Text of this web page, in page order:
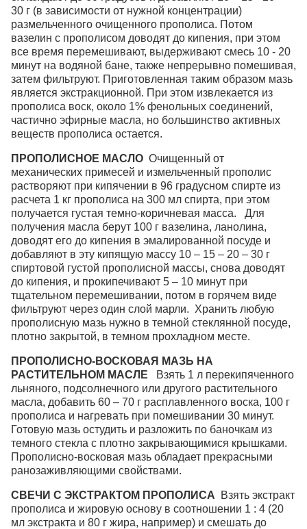
30 г (в зависимости от нужной концентрации)
размельченного очищенного прополиса. Потом
вазелин с прополисом доводят до кипения, при этом
все время перемешивают, выдерживают смесь 10 - 20
минут на водяной бане, также непрерывно помешивая,
затем фильтруют. Приготовленная таким образом мазь
является экстракционной. При этом извлекается из
прополиса воск, около 1% фенольных соединений,
частично эфирные масла, но большинство активных
веществ прополиса остается.
ПРОПОЛИСНОЕ МАСЛО Очищенный от
механических примесей и измельченный прополис
растворяют при кипячении в 96 градусном спирте из
расчета 1 кг прополиса на 300 мл спирта, при этом
получается густая темно-коричневая масса. Для
получения масла берут 100 г вазелина, ланолина,
доводят его до кипения в эмалированной посуде и
добавляют в эту кипящую массу 10 – 15 – 20 – 30 г
спиртовой густой прополисной массы, снова доводят
до кипения, и прокипечивают 5 – 10 минут при
тщательном перемешивании, потом в горячем виде
фильтруют через один слой марли. Хранить любую
прополисную мазь нужно в темной стеклянной посуде,
плотно закрытой, в темном прохладном месте.
ПРОПОЛИСНО-ВОСКОВАЯ МАЗЬ НА
РАСТИТЕЛЬНОМ МАСЛЕ Взять 1 л перекипяченного
льняного, подсолнечного или другого растительного
масла, добавить 60 – 70 г расплавленного воска, 100 г
прополиса и нагревать при помешивании 30 минут.
Готовую мазь остудить и разложить по баночкам из
темного стекла с плотно закрывающимися крышками.
Прополисно-восковая мазь обладает прекрасными
ранозаживляющими свойствами.
СВЕЧИ С ЭКСТРАКТОМ ПРОПОЛИСА Взять экстракт
прополиса и жировую основу в соотношении 1 : 4 (20
мл экстракта и 80 г жира, например) и смешать до